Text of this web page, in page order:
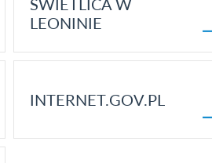
ŚWIETLICA W
LEONINIE
INTERNET.GOV.PL